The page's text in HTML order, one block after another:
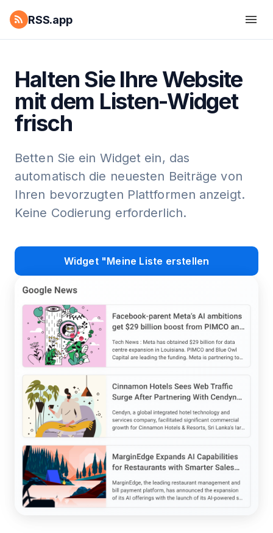
RSS.app
Halten Sie Ihre Website
mit dem Listen-Widget
frisch
Betten Sie ein Widget ein, das
automatisch die neuesten Beiträge von
Ihren bevorzugten Plattformen anzeigt.
Keine Codierung erforderlich.
Widget "Meine Liste erstellen